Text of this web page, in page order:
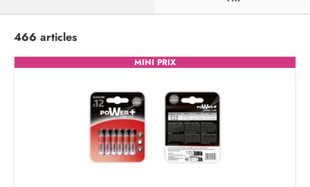
MINI PRIX
466 articles